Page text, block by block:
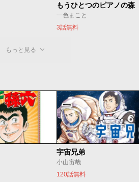
一色まこと
3話無料
もっと見る
宇宙兄弟
小山宙哉
120話無料